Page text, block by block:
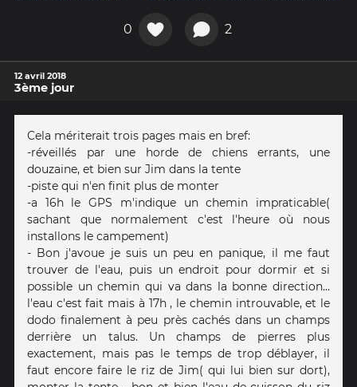
0 2
12 avril 2018
3ème jour
Cela mériterait trois pages mais en bref:
-réveillés par une horde de chiens errants, une
douzaine, et bien sur Jim dans la tente
-piste qui n'en finit plus de monter
-a 16h le GPS m'indique un chemin impraticable(
sachant que normalement c'est l'heure où nous
installons le campement)
- Bon j'avoue je suis un peu en panique, il me faut
trouver de l'eau, puis un endroit pour dormir et si
possible un chemin qui va dans la bonne direction...
l'eau c'est fait mais à 17h , le chemin introuvable, et le
dodo finalement à peu près cachés dans un champs
derrière un talus. Un champs de pierres plus
exactement, mais pas le temps de trop déblayer, il
faut encore faire le riz de Jim( qui lui bien sur dort),